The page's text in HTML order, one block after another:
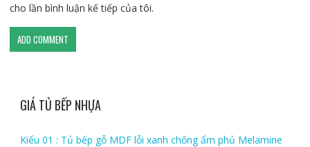
cho lần bình luận kế tiếp của tôi.
GIÁ TỦ BẾP NHỰA
Kiểu 01 : Tủ bếp gỗ MDF lỗi xanh chống ẩm phủ Melamine